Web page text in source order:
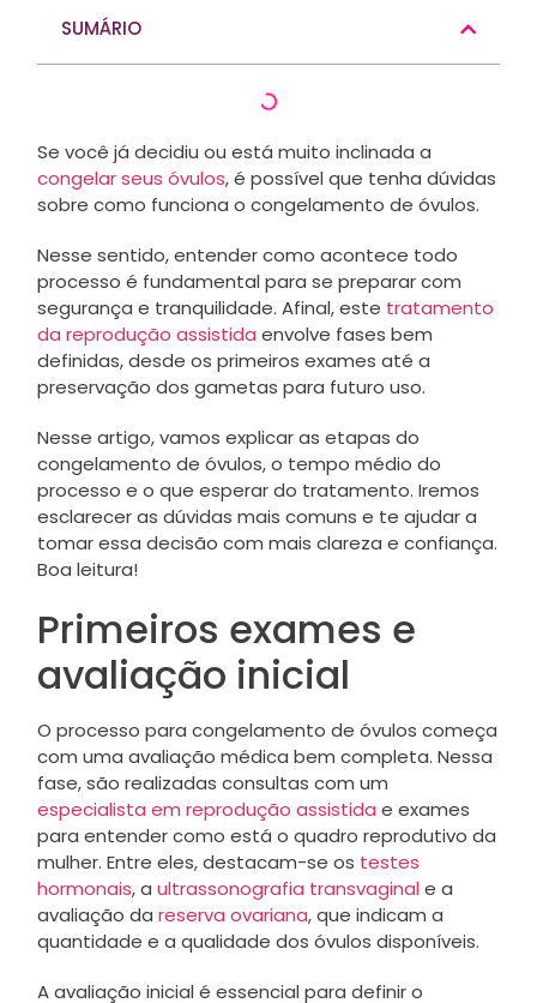
SUMÁRIO
Se você já decidiu ou está muito inclinada a
congelar seus óvulos, é possível que tenha dúvidas
sobre como funciona o congelamento de óvulos.
Nesse sentido, entender como acontece todo
processo é fundamental para se preparar com
segurança e tranquilidade. Afinal, este tratamento
da reprodução assistida envolve fases bem
definidas, desde os primeiros exames até a
preservação dos gametas para futuro uso.
Nesse artigo, vamos explicar as etapas do
congelamento de óvulos, o tempo médio do
processo e o que esperar do tratamento. Iremos
esclarecer as dúvidas mais comuns e te ajudar a
tomar essa decisão com mais clareza e confiança.
Boa leitura!
Primeiros exames e
avaliação inicial
O processo para congelamento de óvulos começa
com uma avaliação médica bem completa. Nessa
fase, são realizadas consultas com um
especialista em reprodução assistida e exames
para entender como está o quadro reprodutivo da
mulher. Entre eles, destacam-se os testes
hormonais, a ultrassonografia transvaginal e a
avaliação da reserva ovariana, que indicam a
quantidade e a qualidade dos óvulos disponíveis.
A avaliação inicial é essencial para definir o